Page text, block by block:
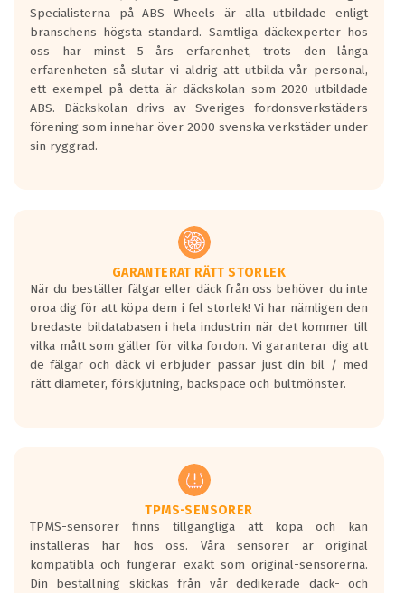
längsta.
Inga D eller G betyg delas ut för
personbilar och lätta lastbilar.
Betyget sätts efter ett test där däcken
skall bromsa in på en väg där det ligger
0.5-1.5 mm vatten.
I 80km/h kommer skillnaden på
Vid körning i över 50km/h brukar
rullmotståndets ljud överträffa
motorljudet.
På däckmärkningen kommer det finnas
en symbol av ett däck med vågar. Hög
bullernivå markeras med svarta vågor
medans de vita vågorna påvisar om det är
ett tyst däck.
regelverket som introduceras år 2016.
Ett däck med två svarta vågor är redan
godkända för år 2016 nya regelverk.
Ett däck med en svart våg kommer vara
minst tre decibel tystare än det
regelverk som börjar gälla 2016.
Specialisterna på ABS Wheels är alla utbildade enligt
branschens högsta standard. Samtliga däckexperter hos
oss har minst 5 års erfarenhet, trots den långa
erfarenheten så slutar vi aldrig att utbilda vår personal,
ett exempel på detta är däckskolan som 2020 utbildade
ABS. Däckskolan drivs av Sveriges fordonsverkstäders
förening som innehar över 2000 svenska verkstäder under
sin ryggrad.
GARANTERAT RÄTT STORLEK
När du beställer fälgar eller däck från oss behöver du inte
oroa dig för att köpa dem i fel storlek! Vi har nämligen den
bredaste bildatabasen i hela industrin när det kommer till
vilka mått som gäller för vilka fordon. Vi garanterar dig att
de fälgar och däck vi erbjuder passar just din bil / med
rätt diameter, förskjutning, backspace och bultmönster.
TPMS-SENSORER
TPMS-sensorer finns tillgängliga att köpa och kan
installeras här hos oss. Våra sensorer är original
kompatibla och fungerar exakt som original-sensorerna.
Din beställning skickas från vår dedikerade däck- och